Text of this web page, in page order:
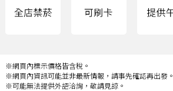
※網頁內標示價格皆含稅。
※網頁內資訊可能並非最新情報，請事先確認再出發。
※可能無法提供外語洽詢，敬請見諒。